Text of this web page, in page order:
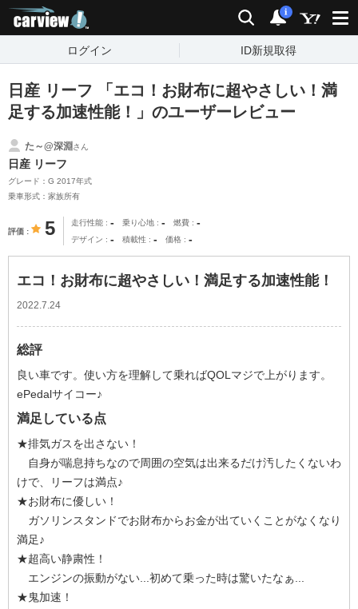
検索 通知
i
ログイン ID新規取得
日産 リーフ 「エコ！お財布に超やさしい！満
足する加速性能！」のユーザーレビュー
た～@深淵さん
日産 リーフ
グレード：G 2017年式
乗車形式：家族所有
評価 5 走行性能 - 乗り心地 - 燃費 -
デザイン - 積載性 - 価格 -
エコ！お財布に超やさしい！満足する加速性能！
2022.7.24
総評
良い車です。使い方を理解して乗ればQOLマジで上がります。
ePedalサイコー♪
満足している点
★排気ガスを出さない！
自身が喘息持ちなので周囲の空気は出来るだけ汚したくないわ
けで、リーフは満点♪
★お財布に優しい！
ガソリンスタンドでお財布からお金が出ていくことがなくなり
満足♪
★超高い静粛性！
エンジンの振動がない...初めて乗った時は驚いたなぁ...
★鬼加速！